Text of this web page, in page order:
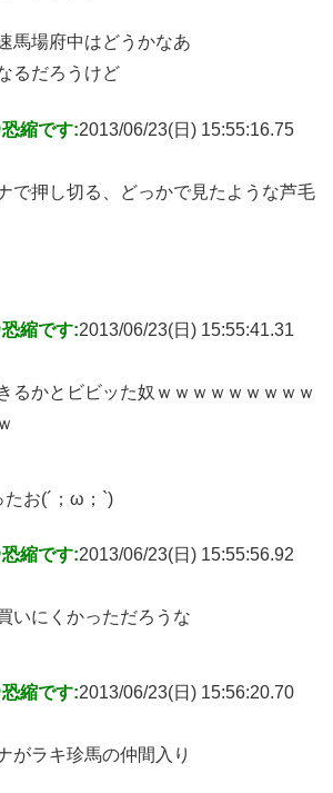
馬場府中はどうかなあ
るだろうけど
縮です:2013/06/23(日) 15:55:16.75
で押し切る、どっかで見たような芦毛
縮です:2013/06/23(日) 15:55:41.31
るかとビビッた奴ｗｗｗｗｗｗｗｗｗ
お(´；ω；`)
縮です:2013/06/23(日) 15:55:56.92
いにくかっただろうな
縮です:2013/06/23(日) 15:56:20.70
がラキ珍馬の仲間入り